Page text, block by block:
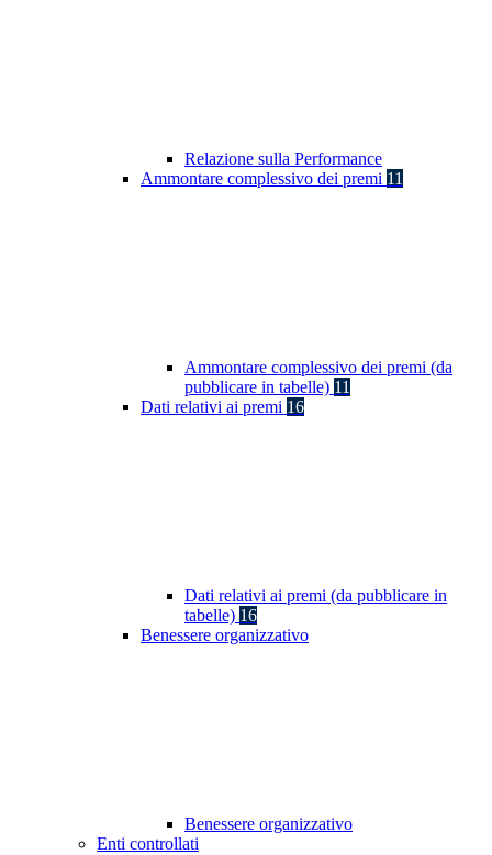
Relazione sulla Performance
Ammontare complessivo dei premi 11
Ammontare complessivo dei premi (da
pubblicare in tabelle) 11
Dati relativi ai premi 16
Dati relativi ai premi (da pubblicare in
tabelle) 16
Benessere organizzativo
Benessere organizzativo
Enti controllati